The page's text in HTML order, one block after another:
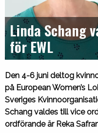
Linda Schang
för EWL
Den 4-6 juni deltog
på European Women’s
Sveriges
Schang valdes till vice
ordförande är Reka